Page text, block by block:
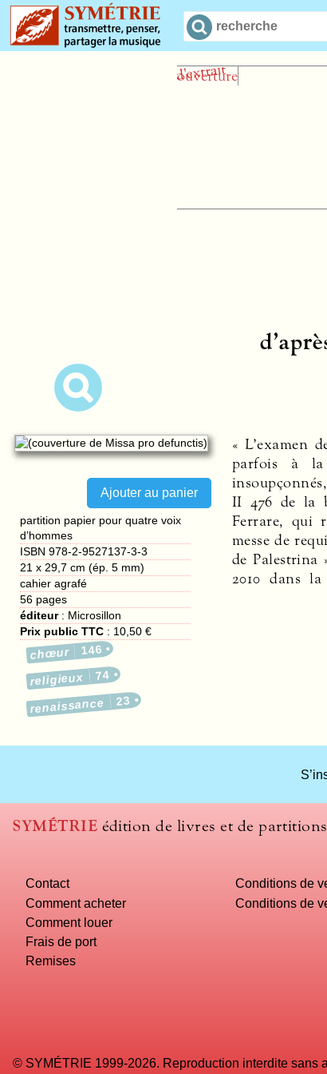
partition papier pour quatre voix
d’hommes
ISBN 978-2-9527137-3-3
21 x 29,7 cm (ép. 5 mm)
cahier agrafé
56 pages
éditeur: Microsillon
Prix public TTC : 10,50 €
chœur 146
religieux 74
renaissance 23
« L’examen
parfois à la
II 476 de la
Ferrare, qui
messe de
de Palestrina
2010 dans
SYMÉTRIE édition de livres et de
Contact
Comment acheter
Comment louer
Frais de port
Remises
Conditions de
Conditions de
© SYMÉTRIE 1999-2026. Reproduction interdite sans